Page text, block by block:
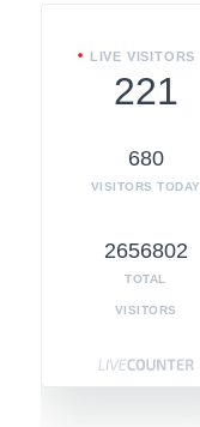
LIVE VISITORS
221
680
VISITORS TODAY
2656802
TOTAL
VISITORS